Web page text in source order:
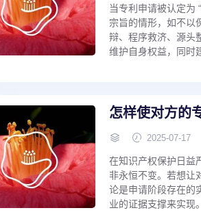
当专利申请被认定为
宗旨的情形，如不以
辩、程序救济、源头
维护自身权益，同时
怎样使对方的
2025-07-17
在知识产权保护日益
非永恒不变。若想
论是申请阶段存在的
业的证据支撑来实现